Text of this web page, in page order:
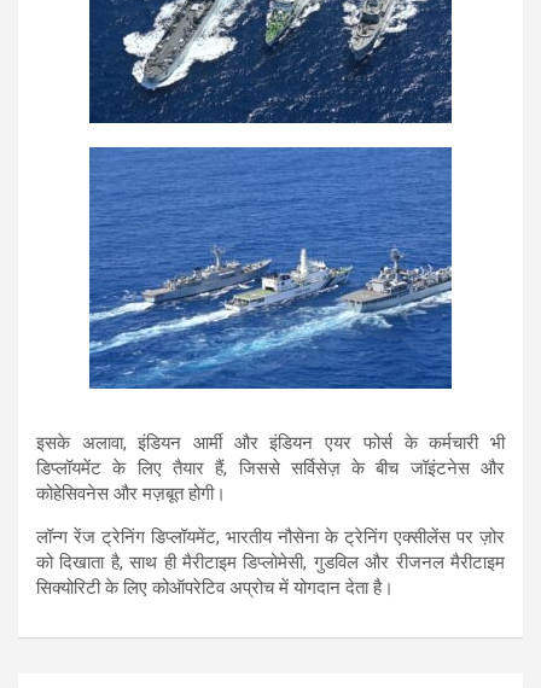
इसके अलावा, इंडियन आर्मी और इंडियन एयर फोर्स के कर्मचारी भी
डिप्लॉयमेंट के लिए तैयार हैं, जिससे सर्विसेज़ के बीच जॉइंटनेस और
कोहेसिवनेस और मज़बूत होगी।
लॉन्ग रेंज ट्रेनिंग डिप्लॉयमेंट, भारतीय नौसेना के ट्रेनिंग एक्सीलेंस पर ज़ोर
को दिखाता है, साथ ही मैरीटाइम डिप्लोमेसी, गुडविल और रीजनल मैरीटाइम
सिक्योरिटी के लिए कोऑपरेटिव अप्रोच में योगदान देता है।